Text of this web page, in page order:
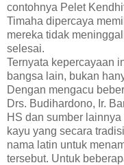
contohnya Pelet
Timaha dipercaya
mereka tidak
selesai.
Ternyata kepercayaan
bangsa lain, bukan
Dengan mengacu
Drs. Budihardono, Ir.
HS dan sumber
kayu yang secara
nama latin untuk
tersebut. Untuk